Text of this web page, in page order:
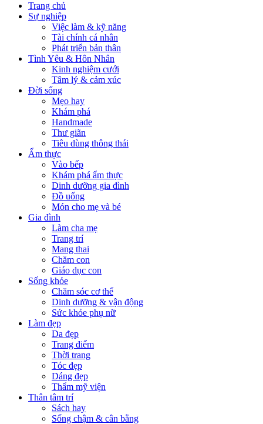
Trang chủ
Sự nghiệp
Việc làm & kỹ năng
Tài chính cá nhân
Phát triển bản thân
Tình Yêu & Hôn Nhân
Kinh nghiệm cưới
Tâm lý & cảm xúc
Đời sống
Mẹo hay
Khám phá
Handmade
Thư giãn
Tiêu dùng thông thái
Ẩm thực
Vào bếp
Khám phá ẩm thực
Dinh dưỡng gia đình
Đồ uống
Món cho mẹ và bé
Gia đình
Làm cha mẹ
Trang trí
Mang thai
Chăm con
Giáo dục con
Sống khỏe
Chăm sóc cơ thể
Dinh dưỡng & vận động
Sức khỏe phụ nữ
Làm đẹp
Da đẹp
Trang điểm
Thời trang
Tóc đẹp
Dáng đẹp
Thẩm mỹ viện
Thân tâm trí
Sách hay
Sống chậm & cân bằng